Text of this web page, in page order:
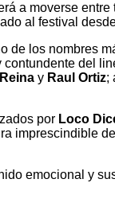
a moverse
al festival
de los nombres
del
y Raul Ortiz;
por Loco
imprescindible
emocional y